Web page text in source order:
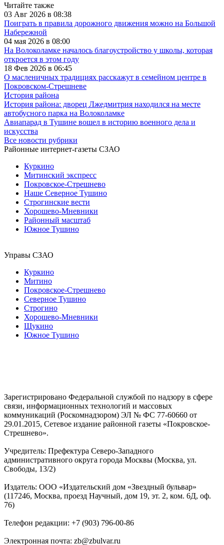
Читайте также
03 Авг 2026 в 08:38
Поиграть в правила дорожного движения можно на Большой
Набережной
04 мая 2026 в 08:00
На Волоколамке началось благоустройство у школы, которая
откроется в этом году
18 Фев 2026 в 06:45
О масленичных традициях расскажут в семейном центре в
Покровском-Стрешневе
История района
История района: дворец Лжедмитрия находился на месте
автобусного парка на Волоколамке
Авиапарад в Тушине вошел в историю военного дела и
искусства
Все новости рубрики
Районные интернет-газеты СЗАО
Куркино
Митинский экспресс
Покровское-Стрешнево
Наше Северное Тушино
Строгинские вести
Хорошево-Мневники
Районный масштаб
Южное Тушино
Управы СЗАО
Куркино
Митино
Покровское-Стрешнево
Северное Тушино
Строгино
Хорошево-Мневники
Щукино
Южное Тушино
Зарегистрировано Федеральной службой по надзору в сфере
связи, информационных технологий и массовых
коммуникаций (Роскомнадзором) ЭЛ № ФС 77-60660 от
29.01.2015, Сетевое издание районной газеты «Покровское-
Стрешнево».
Учредитель: Префектура Северо-Западного
административного округа города Москвы (Москва, ул.
Свободы, 13/2)
Издатель: ООО «Издательский дом «Звездный бульвар»
(117246, Москва, проезд Научный, дом 19, эт. 2, ком. 6Д, оф.
76)
Телефон редакции: +7 (903) 796-00-86
Электронная почта: zb@zbulvar.ru